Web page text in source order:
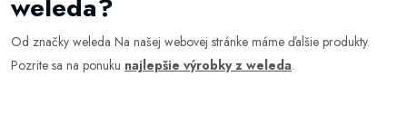
weleda?
Od značky weleda Na našej webovej stránke máme ďalšie produkty.
Pozrite sa na ponuku najlepšie výrobky z weleda.